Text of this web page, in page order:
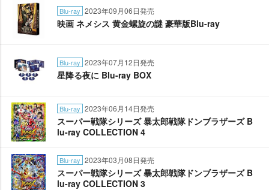
Blu-ray 2023年09月06日発売
映画 ネメシス 黄金螺旋の謎 豪華版Blu-ray
Blu-ray 2023年07月12日発売
星降る夜に Blu-ray BOX
Blu-ray 2023年06月14日発売
スーパー戦隊シリーズ 暴太郎戦隊ドンブラザーズ B
lu-ray COLLECTION 4
Blu-ray 2023年03月08日発売
スーパー戦隊シリーズ 暴太郎戦隊ドンブラザーズ B
lu-ray COLLECTION 3